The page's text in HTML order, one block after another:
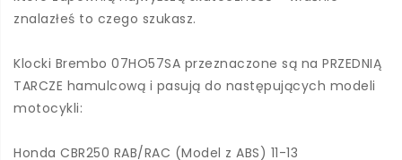
znalazłeś to czego szukasz.
Klocki Brembo 07HO57SA przeznaczone są na PRZEDNIĄ
TARCZE hamulcową i pasują do następujących modeli
motocykli:
Honda CBR250 RAB/RAC (Model z ABS) 11-13